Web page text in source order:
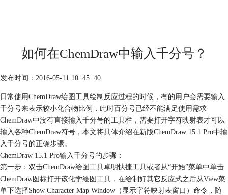
如何在ChemDraw中输入千分号？
发布时间：2016-05-11 10: 45: 40
日常使用ChemDraw绘图工具绘制反应过程的时候，有的用户会需要输入
千分号来表示较小化合物比例，此时百分号已经不能满足使用需求
ChemDraw中没有直接输入千分号的工具栏，需要打开字符映射表才可以
输入各种ChemDraw符号，本文将具体介绍在新版ChemDraw 15.1 Pro中输
入千分号的正确步骤。
ChemDraw 15.1 Pro输入千分号的步骤：
第一步：双击ChemDraw绘图工具卓明快捷工具或者从“开始”菜单中单击
ChemDraw图标打开该化学绘图工具，在绘制好其它反应式之后从View菜
单下选择Show Character Map Window（显示字符映射表窗口）命令，随